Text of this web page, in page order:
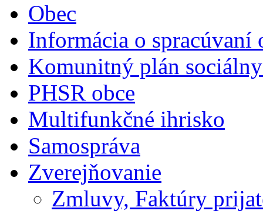
Obec
Informácia o spracúvaní
Komunitný plán
PHSR obce
Multifunkčné ihrisko
Samospráva
Zverejňovanie
Zmluvy, Faktúry